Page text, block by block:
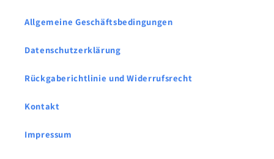
Allgemeine Geschäftsbedingungen
Datenschutzerklärung
Rückgaberichtlinie und Widerrufsrecht
Kontakt
Impressum